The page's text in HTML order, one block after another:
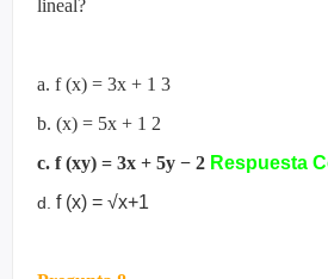
lineal?
a. f (x) = 3x + 1 3
b. (x) = 5x + 1 2
c. f (xy) = 3x + 5y − 2 Respuesta
d. f (x) = √x+1